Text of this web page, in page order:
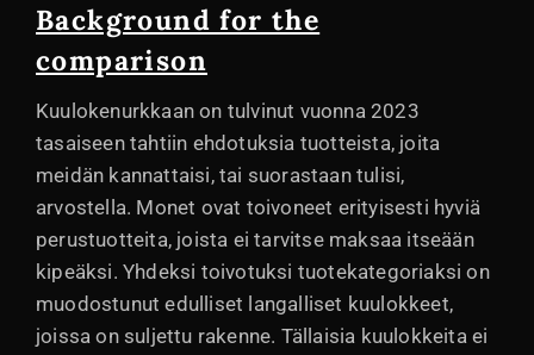
Background for the
comparison
Kuulokenurkkaan on tulvinut vuonna 2023
tasaiseen tahtiin ehdotuksia tuotteista, joita
meidän kannattaisi, tai suorastaan tulisi,
arvostella. Monet ovat toivoneet erityisesti hyviä
perustuotteita, joista ei tarvitse maksaa itseään
kipeäksi. Yhdeksi toivotuksi tuotekategoriaksi on
muodostunut edulliset langalliset kuulokkeet,
joissa on suljettu rakenne. Tällaisia kuulokkeita ei